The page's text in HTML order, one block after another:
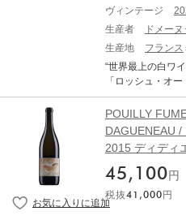
ヴィンテージ
生産者
ドメー
生産地
フランス
“世界最上の白ワ
「ロッシュ・オ
の1つ サヴニエー
心都市アンジェの
地区である。サヴ
殆どが小さな山の
面にある2つのク
レ・ド・セラン”
ッシュフォール
高い丘の斜面にあ
POUILLY
DAGUENEAU
2015 ディディ
45,100 円
税抜41,000 円